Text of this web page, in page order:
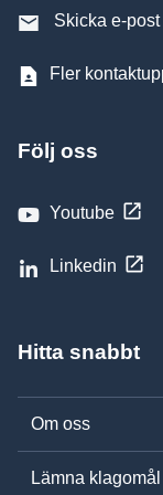
Skicka e-post
Fler
Följ oss
Youtube
Linkedin
Hitta snabbt
Om oss
Lämna